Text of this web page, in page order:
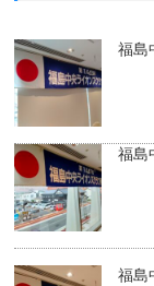
福島
福島
福島